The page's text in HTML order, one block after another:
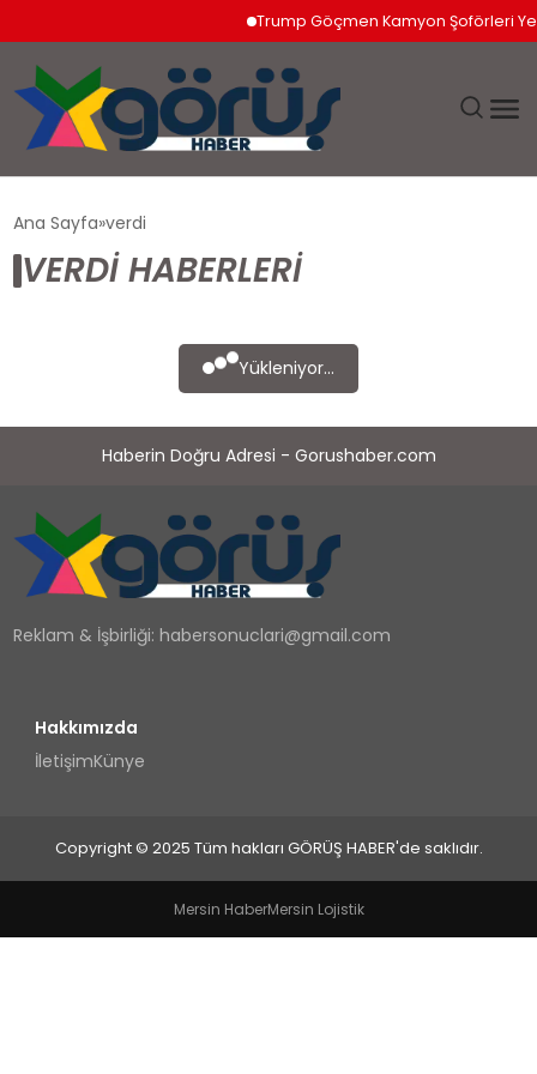
Trump Göçmen Kamyon Şoförleri
EKONOMI
SPOR
TEKNOLOJI
YAŞAM
Ana Sayfa verdi
VERDI HABERLERI
Yükleniyor...
Haberin Doğru Adresi - Gorushaber.com
Reklam & İşbirliği:habersonuclari@gmail.com
Hakkımızda
İletişimKünye
Copyright © 2025 Tüm hakları GÖRÜŞ HABER'de saklıdır.
Mersin HaberMersin Lojistik